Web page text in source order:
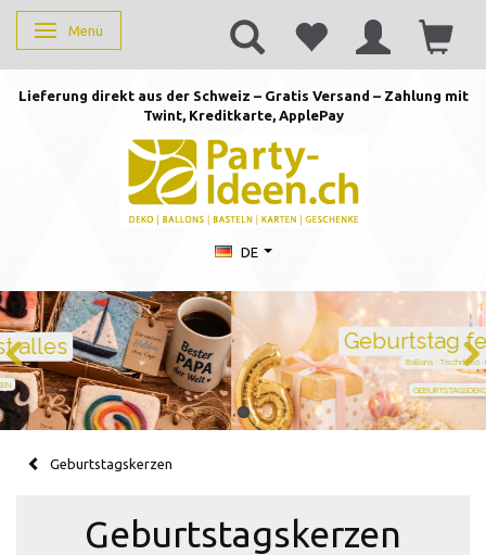
Anzeige ändern
Menü
Lieferung direkt aus der Schweiz – Gratis Versand – Zahlung mit
Twint, Kreditkarte, ApplePay
DE
Geburtstag feiern mit Stil
Ballons · Tischdeko · Karten · Zahlen
GEBURTSTAGSDEKO ENTDECKEN
Geburtstagskerzen
Geburtstagskerzen